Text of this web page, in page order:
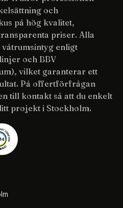
och
på hög kvalitet,
priser. Alla
enligt
och BBV
vilket garanterar ett
På offertförfrågan
till kontakt så att du enkelt
projekt i Stockholm.